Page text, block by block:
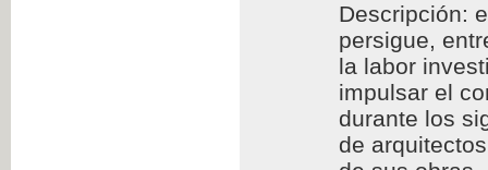
Descripción:
persigue,
la labor
impulsar el
durante los
de